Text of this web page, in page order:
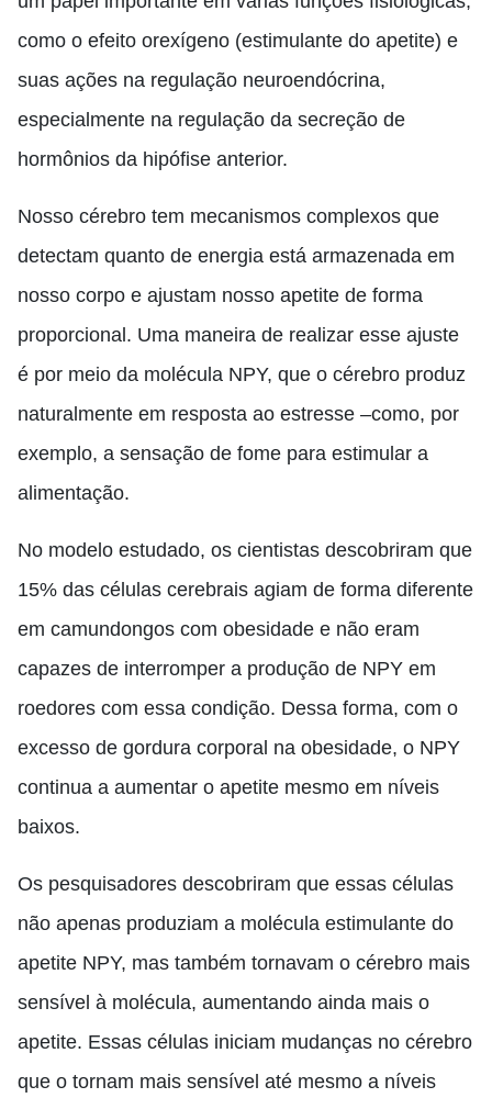
como o efeito orexígeno (estimulante do apetite) e
suas ações na regulação neuroendócrina,
especialmente na regulação da secreção de
hormônios da hipófise anterior.
Nosso cérebro tem mecanismos complexos que
detectam quanto de energia está armazenada em
nosso corpo e ajustam nosso apetite de forma
proporcional. Uma maneira de realizar esse ajuste
é por meio da molécula NPY, que o cérebro produz
naturalmente em resposta ao estresse –como, por
exemplo, a sensação de fome para estimular a
alimentação.
No modelo estudado, os cientistas descobriram que
15% das células cerebrais agiam de forma diferente
em camundongos com obesidade e não eram
capazes de interromper a produção de NPY em
roedores com essa condição. Dessa forma, com o
excesso de gordura corporal na obesidade, o NPY
continua a aumentar o apetite mesmo em níveis
baixos.
Os pesquisadores descobriram que essas células
não apenas produziam a molécula estimulante do
apetite NPY, mas também tornavam o cérebro mais
sensível à molécula, aumentando ainda mais o
apetite. Essas células iniciam mudanças no cérebro
que o tornam mais sensível até mesmo a níveis